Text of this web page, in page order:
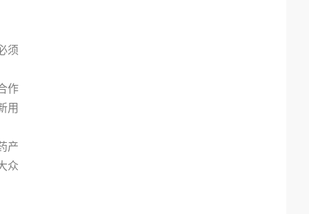
须
作
用
产
众